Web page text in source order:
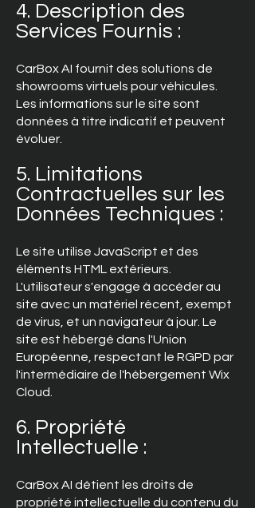
4. Description des
Services Fournis :
CarBox AI fournit des solutions de
showrooms virtuels pour véhicules.
Les informations sur le site sont
données à titre indicatif et peuvent
évoluer.
5. Limitations
Contractuelles sur les
Données Techniques :
Le site utilise JavaScript et des
éléments HTML extérieurs.
L'utilisateur s'engage à accéder au
site avec un matériel récent, exempt
de virus, et un navigateur à jour. Le
site est hébergé dans l'Union
Européenne, respectant le RGPD par
l'intermédiaire de l'hébergement Wix
Cloud.
6. Propriété
Intellectuelle :
CarBox AI détient les droits de
propriété intellectuelle du contenu du